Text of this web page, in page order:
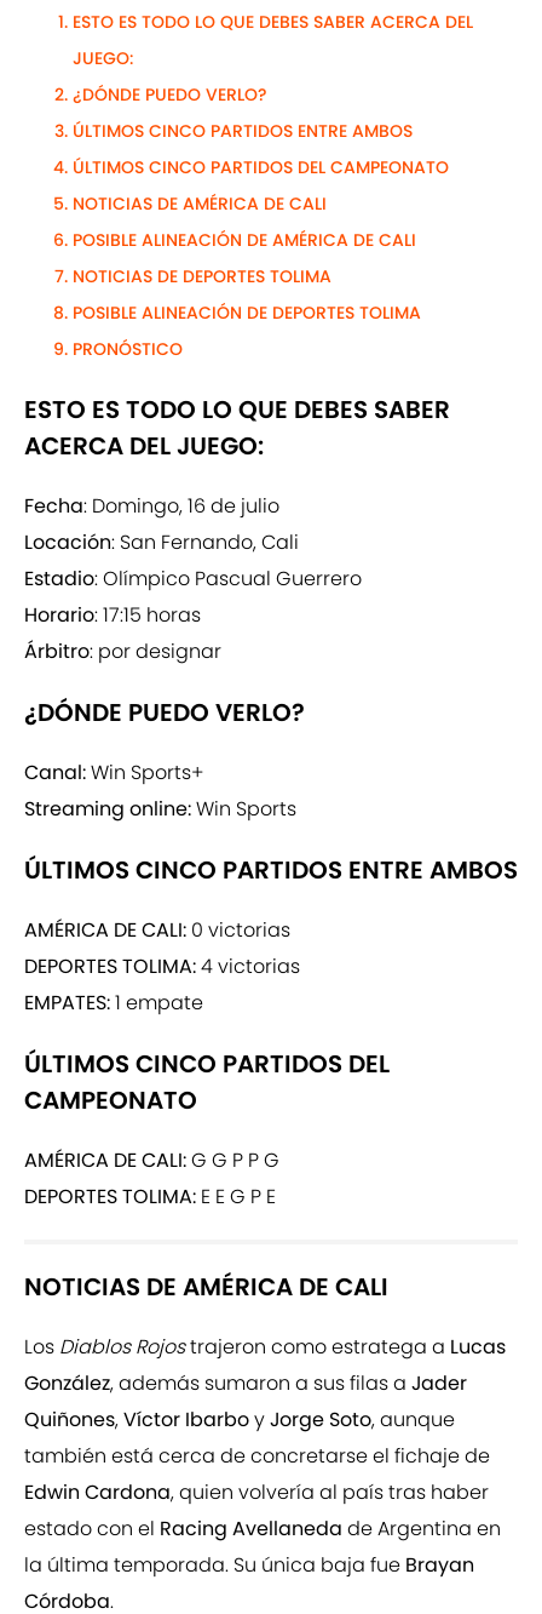
ESTO ES TODO LO QUE DEBES SABER ACERCA DEL
JUEGO:
¿DÓNDE PUEDO VERLO?
ÚLTIMOS CINCO PARTIDOS ENTRE AMBOS
ÚLTIMOS CINCO PARTIDOS DEL CAMPEONATO
NOTICIAS DE AMÉRICA DE CALI
POSIBLE ALINEACIÓN DE AMÉRICA DE CALI
NOTICIAS DE DEPORTES TOLIMA
POSIBLE ALINEACIÓN DE DEPORTES TOLIMA
PRONÓSTICO
ESTO ES TODO LO QUE DEBES SABER
ACERCA DEL JUEGO:
Fecha: Domingo, 16 de julio
Locación: San Fernando, Cali
Estadio: Olímpico Pascual Guerrero
Horario: 17:15 horas
Árbitro: por designar
¿DÓNDE PUEDO VERLO?
Canal:Win Sports+
Streaming online:Win Sports
ÚLTIMOS CINCO PARTIDOS ENTRE AMBOS
AMÉRICA DE CALI: 0 victorias
DEPORTES TOLIMA:4 victorias
EMPATES:1 empate
ÚLTIMOS CINCO PARTIDOS DEL
CAMPEONATO
AMÉRICA DE CALI:G G P P G
DEPORTES TOLIMA: E E G P E
NOTICIAS DE AMÉRICA DE CALI
Los Diablos Rojostrajeron como estratega a Lucas
González, además sumaron a sus filas a Jader
Quiñones,Víctor IbarboyJorge Soto, aunque
también está cerca de concretarse el fichaje de
Edwin Cardona, quien volvería al país tras haber
estado con el Racing Avellaneda de Argentina en
la última temporada. Su única baja fue Brayan
Córdoba.